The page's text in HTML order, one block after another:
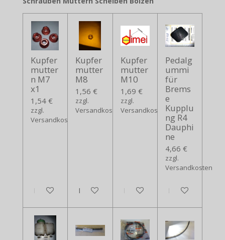
Kupfer
mutter
n M7
x1
1,54 €
zzgl.
Versandkosten
In den Warenkorb
Kupfer
mutter
M8
1,56 €
zzgl.
Versandkosten
In den Warenkorb
Kupfer
mutter
M10
1,69 €
zzgl.
Versandkosten
In den Warenkorb
Pedalg
ummi
für
Brems
e
Kupplu
ng R4
Dauphi
ne
4,66 €
zzgl.
Versandkosten
In den